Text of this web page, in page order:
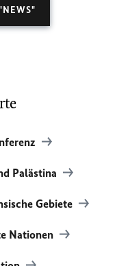
Palästina
Gebiete
Nationen